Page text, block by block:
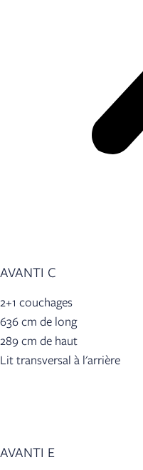
AVANTI C
2+1 couchages
636 cm de long
289 cm de haut
Lit transversal à l'arrière
AVANTI E